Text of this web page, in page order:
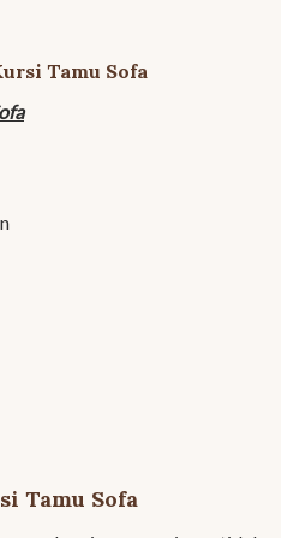
Tamu Sofa
Tamu Sofa